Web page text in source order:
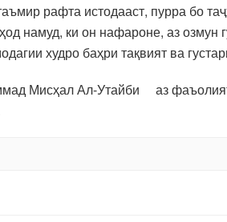
рафта истодааст, пурра бо
намуд, ки он нафароне, аз озмун
худро баҳри тақвият ва
Мисҳал Ал-Утайби аз